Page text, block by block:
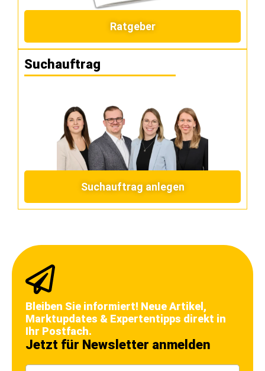
Ratgeber
Suchauftrag
Suchauftrag anlegen
Bleiben Sie informiert! Neue Artikel,
Marktupdates & Expertentipps direkt in
Ihr Postfach.
Jetzt für Newsletter anmelden